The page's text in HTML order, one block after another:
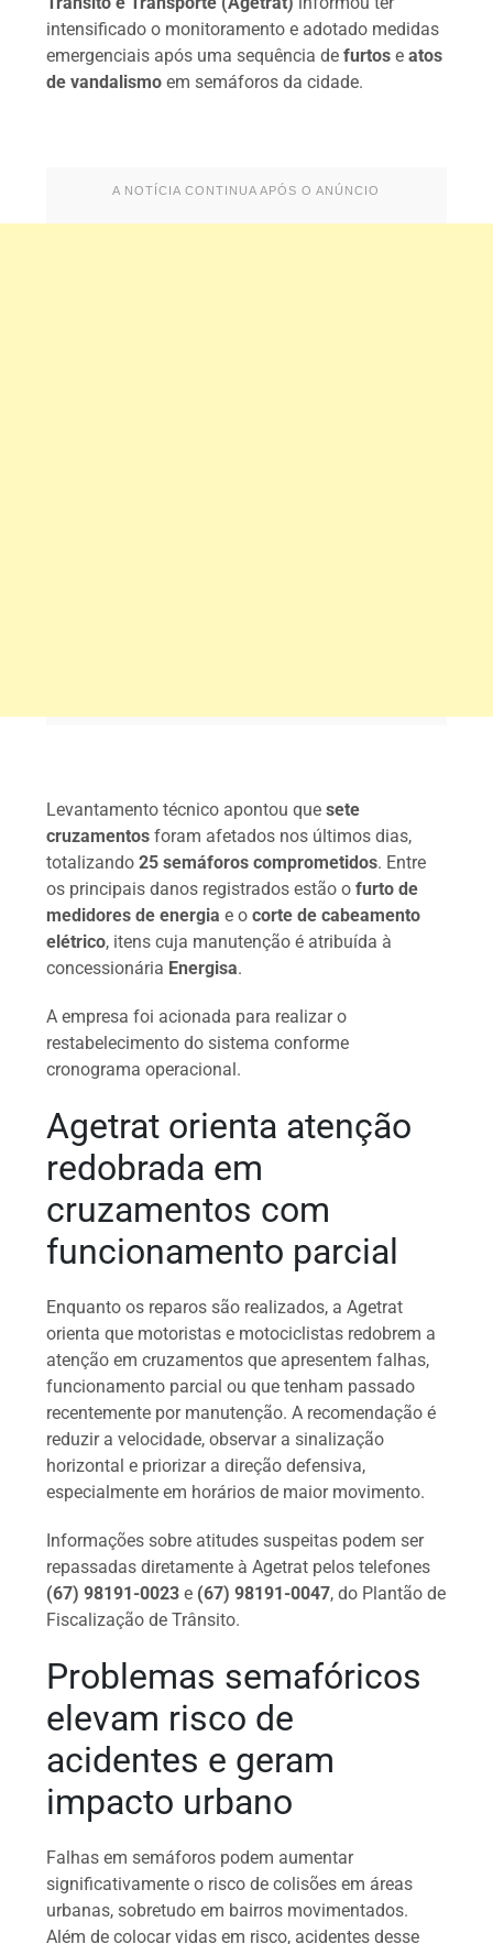
intensificado o monitoramento e adotado medidas
emergenciais após uma sequência defurtos eatos
de vandalismo em semáforos da cidade.
A NOTÍCIA CONTINUA APÓS O ANÚNCIO
Levantamento técnico apontou quesete
cruzamentos foram afetados nos últimos dias,
totalizando25 semáforos comprometidos. Entre
os principais danos registrados estão ofurto de
medidores de energia e ocorte de cabeamento
elétrico, itens cuja manutenção é atribuída à
concessionária Energisa.
A empresa foi acionada para realizar o
restabelecimento do sistema conforme
cronograma operacional.
Agetrat orienta atenção
redobrada em
cruzamentos com
funcionamento parcial
Enquanto os reparos são realizados, a Agetrat
orienta que motoristas e motociclistas redobrem a
atenção em cruzamentos que apresentem falhas,
funcionamento parcial ou que tenham passado
recentemente por manutenção. A recomendação é
reduzir a velocidade, observar a sinalização
horizontal e priorizar a direção defensiva,
especialmente em horários de maior movimento.
Informações sobre atitudes suspeitas podem ser
repassadas diretamente à Agetrat pelos telefones
(67) 98191-0023 e (67) 98191-0047, do Plantão de
Fiscalização de Trânsito.
Problemas semafóricos
elevam risco de
acidentes e geram
impacto urbano
Falhas em semáforos podem aumentar
significativamente o risco de colisões em áreas
urbanas, sobretudo em bairros movimentados.
Além de colocar vidas em risco, acidentes desse